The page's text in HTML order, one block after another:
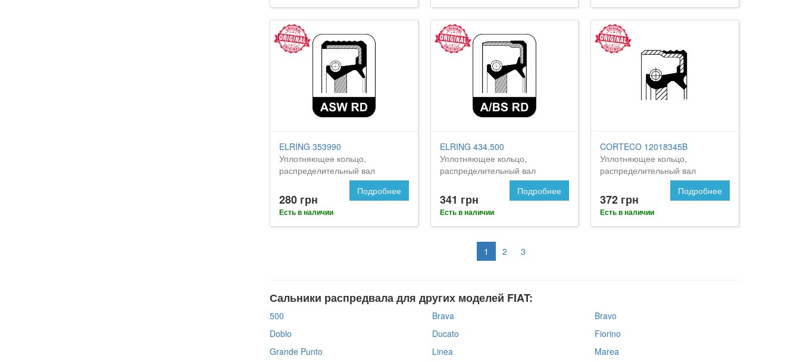
ELRING 353990
Уплотняющее кольцо,
распределительный вал
280 грн
Есть в наличии
Подробнее
ELRING 434.500
Уплотняющее кольцо,
распределительный вал
341 грн
Есть в наличии
Подробнее
CORTECO 12018345B
Уплотняющее кольцо,
распределительный вал
372 грн
Есть в наличии
Подробнее
1 2 3
Сальники распредвала для других моделей FIAT:
500 Brava
Bravo
Doblo
Ducato
Fiorino
Grande Punto
Linea
Marea